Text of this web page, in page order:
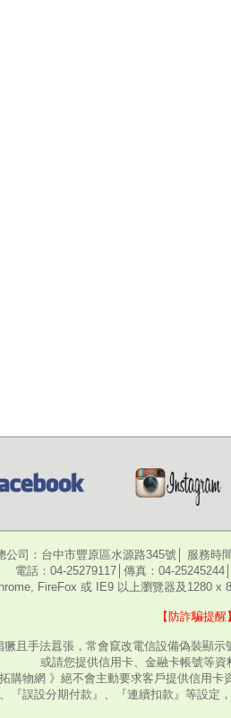
公司：台中市豐原區水源路345號│ 服務時
電話：04-25279117│傳真：04-
FireFox 或 IE9 以上瀏覽器及1280 x
【防詐騙提醒】
且手法囂張，常會竄改電信設備偽裝顯示
或請您提供信用卡、金融卡帳號等資
購物網 》絕不會主動要求客戶提供信用
『誤設分期付款』、『連續扣款』等設定